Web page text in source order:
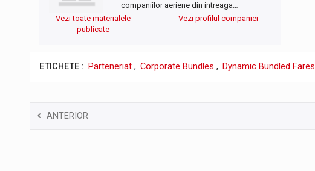
companiilor aeriene din intreaga…
Vezi toate materialele
publicate
Vezi profilul companiei
ETICHETE : Parteneriat , Corporate Bundles , Dynamic Bundled Fares
ANTERIOR